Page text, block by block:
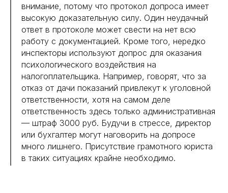
внимание, потому что протокол допроса имеет
высокую доказательную силу. Один неудачный
ответ в протоколе может свести на нет всю
работу с документацией. Кроме того, нередко
инспекторы используют допрос для оказания
психологического воздействия на
налогоплательщика. Например, говорят, что за
отказ от дачи показаний привлекут к уголовной
ответственности, хотя на самом деле
ответственность здесь только административная
— штраф 3000 руб. Будучи в стрессе, директор
или бухгалтер могут наговорить на допросе
много лишнего. Присутствие грамотного юриста
в таких ситуациях крайне необходимо.